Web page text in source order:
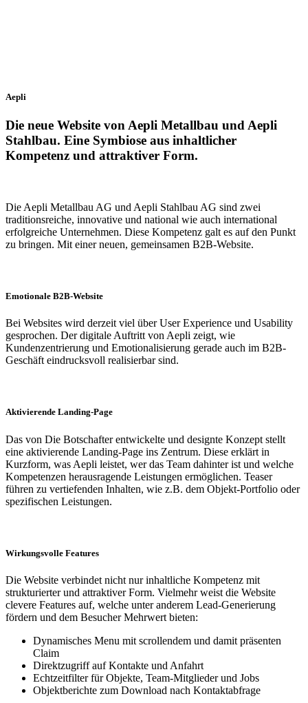
Aepli
Die neue Website von Aepli Metallbau und Aepli
Stahlbau. Eine Symbiose aus inhaltlicher
Kompetenz und attraktiver Form.
Die Aepli Metallbau AG und Aepli Stahlbau AG sind zwei
traditionsreiche, innovative und national wie auch international
erfolgreiche Unternehmen. Diese Kompetenz galt es auf den Punkt
zu bringen. Mit einer neuen, gemeinsamen B2B-Website.
Emotionale B2B-Website
Bei Websites wird derzeit viel über User Experience und Usability
gesprochen. Der digitale Auftritt von Aepli zeigt, wie
Kundenzentrierung und Emotionalisierung gerade auch im B2B-
Geschäft eindrucksvoll realisierbar sind.
Aktivierende Landing-Page
Das von Die Botschafter entwickelte und designte Konzept stellt
eine aktivierende Landing-Page ins Zentrum. Diese erklärt in
Kurzform, was Aepli leistet, wer das Team dahinter ist und welche
Kompetenzen herausragende Leistungen ermöglichen. Teaser
führen zu vertiefenden Inhalten, wie z.B. dem Objekt-Portfolio oder
spezifischen Leistungen.
Wirkungsvolle Features
Die Website verbindet nicht nur inhaltliche Kompetenz mit
strukturierter und attraktiver Form. Vielmehr weist die Website
clevere Features auf, welche unter anderem Lead-Generierung
fördern und dem Besucher Mehrwert bieten:
Dynamisches Menu mit scrollendem und damit präsenten
Claim
Direktzugriff auf Kontakte und Anfahrt
Echtzeitfilter für Objekte, Team-Mitglieder und Jobs
Objektberichte zum Download nach Kontaktabfrage